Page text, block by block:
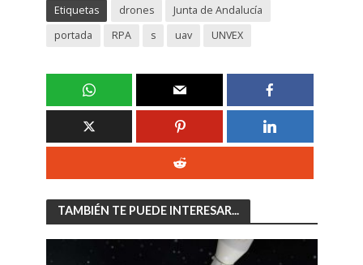
Etiquetas drones
Junta de Andalucía
portada
RPA s uav UNVEX
TAMBIÉN TE PUEDE INTERESAR...